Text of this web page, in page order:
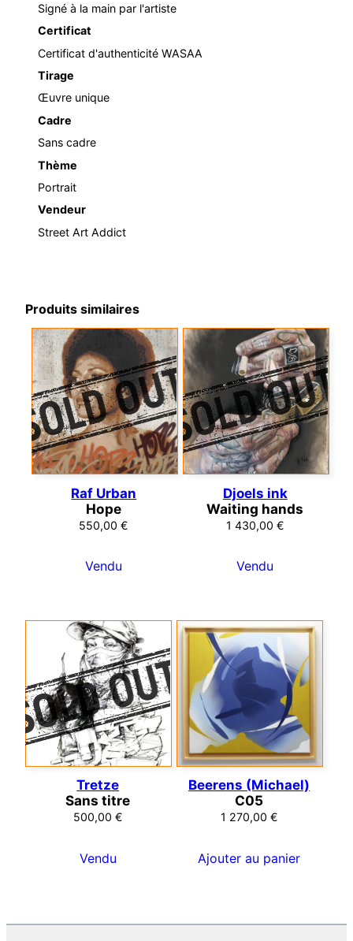
Signé à la main par l'artiste
Certificat
Certificat d'authenticité WASAA
Tirage
Œuvre unique
Cadre
Sans cadre
Thème
Portrait
Vendeur
Street Art Addict
Produits similaires
Raf Urban
Hope
550,00€
Vendu
Djoels ink
Waiting hands
1 430,00 €
Vendu
Tretze
Sans titre
500,00 €
Vendu
Beerens (Michael)
C05
1 270,00 €
Ajouter au panier